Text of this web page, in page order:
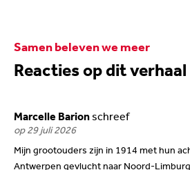
Samen beleven we meer
Reacties op dit verhaal
Marcelle Barionschreef
op 29 juli 2026
Mijn grootouders zijn in 1914 met hun
Antwerpen gevlucht naar Noord-